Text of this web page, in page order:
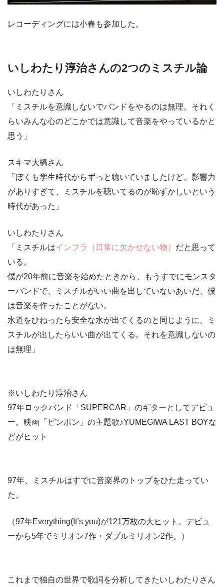
レコーディングには小春も参加した。
いしわたり淳治さんの2つのミスチル論
いしわたりさん
「 ミスチルを意識しないでバンドをやるのは無理。それく
らいみんな心のどこかでは意識して音楽をやっているかと
思う」
スキマ大橋さん
「ぼくも学生時代からずっと聴いていましたけど、影響力
がありすぎて、ミスチルを聴いてるのが恥ずかしいという
時代があった」
いしわたりさん
「ミスチルはインフラ（日常に欠かせない物） だと思って
いる。
僕が20年前に音楽を始めたときから、もうすでにモンスタ
ーバンドで、ミスチルがいい曲を出していないあいだ、僕
は音楽を作ったことがない。
水道をひねったら安全な水が出てくるのと同じように、
ミ
スチルが出したらいい曲が出てくる 。それを意識しないの
は無理」
※いしわたり淳治さん
97年ロックバンド
「SUPERCAR」 のギターとしてデビュ
ー。映画「ピンポン」の主題歌♪YUMEGIWA LAST BOYな
どがヒット
97年、ミスチルはすでに音楽界のトップをひた走ってい
た。
（97年Everything(It’s you)が121万枚の大ヒット。デビュ
ーから5年でミリオン7作・ダブルミリオン2作。）
これまで独自の世界で歌詞を分析してきたいしわたりさん